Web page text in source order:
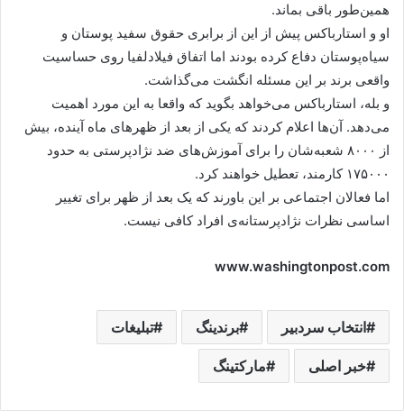
همین‌طور باقی بماند.
او و استارباکس پیش از این از برابری حقوق سفید پوستان و
سیاه‌پوستان دفاع کرده بودند اما اتفاق فیلادلفیا روی حساسیت
واقعی برند بر این مسئله انگشت می‌گذاشت.
و بله، استارباکس می‌خواهد بگوید که واقعا به این مورد اهمیت
می‌دهد. آن‌ها اعلام کردند که یکی از بعد از ظهرهای ماه آینده، بیش
از ۸۰۰۰ شعبه‌شان را برای آموزش‌های ضد نژادپرستی به حدود
۱۷۵۰۰۰ کارمند، تعطیل خواهند کرد.
اما فعالان اجتماعی بر این باورند که یک بعد از ظهر برای تغییر
اساسی نظرات نژادپرستانه‌ی افراد کافی نیست.
www.washingtonpost.com
انتخاب سردبیر برندینگ تبلیغات
خبر اصلی مارکتینگ